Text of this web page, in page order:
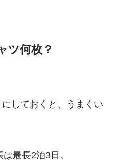
ツ何枚？
しておくと、うまくい
最長2泊3日。